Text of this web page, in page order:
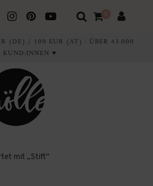
0
(DE) / 100 EUR (AT) · ÜBER 43.000
KUND:INNEN ♥
mit „Stift“